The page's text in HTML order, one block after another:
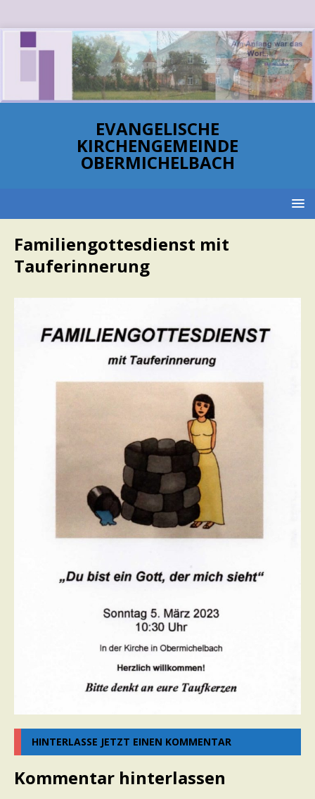
EVANGELISCHE
KIRCHENGEMEINDE
OBERMICHELBACH
Familiengottesdienst mit
Tauferinnerung
HINTERLASSE JETZT EINEN KOMMENTAR
Kommentar hinterlassen